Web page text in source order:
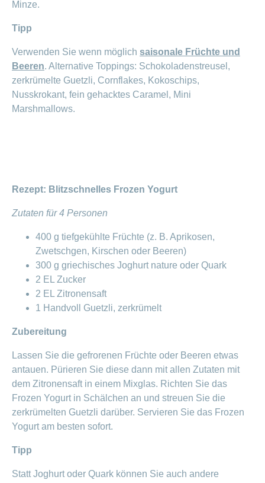
Minze.
Tipp
Verwenden Sie wenn möglich saisonale Früchte und
Beeren. Alternative Toppings: Schokoladenstreusel,
zerkrümelte Guetzli, Cornflakes, Kokoschips,
Nusskrokant, fein gehacktes Caramel, Mini
Marshmallows.
Rezept: Blitzschnelles Frozen Yogurt
Zutaten für 4 Personen
400 g tiefgekühlte Früchte (z. B. Aprikosen,
Zwetschgen, Kirschen oder Beeren)
300 g griechisches Joghurt nature oder Quark
2 EL Zucker
2 EL Zitronensaft
1 Handvoll Guetzli, zerkrümelt
Zubereitung
Lassen Sie die gefrorenen Früchte oder Beeren etwas
antauen. Pürieren Sie diese dann mit allen Zutaten mit
dem Zitronensaft in einem Mixglas. Richten Sie das
Frozen Yogurt in Schälchen an und streuen Sie die
zerkrümelten Guetzli darüber. Servieren Sie das Frozen
Yogurt am besten sofort.
Tipp
Statt Joghurt oder Quark können Sie auch andere